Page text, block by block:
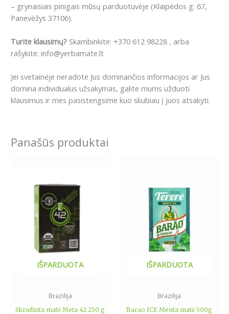
– grynaisiais pinigais mūsų parduotuvėje (Klaipėdos g. 67,
Panevėžys 37106).
Turite klausimų? Skambinkite: +370 612 98228 , arba
rašykite: info@yerbamate.lt
Jei svetainėje neradote Jus dominančios informacijos ar Jus
domina individualus užsakymas, galite mums užduoti
klausimus ir mes pasistengsime kuo skubiau į juos atsakyti.
Panašūs produktai
IŠPARDUOTA
Brazilija
Skrudinta matė Meta 42 250 g
IŠPARDUOTA
Brazilija
Barao ICE Menta matė 500g